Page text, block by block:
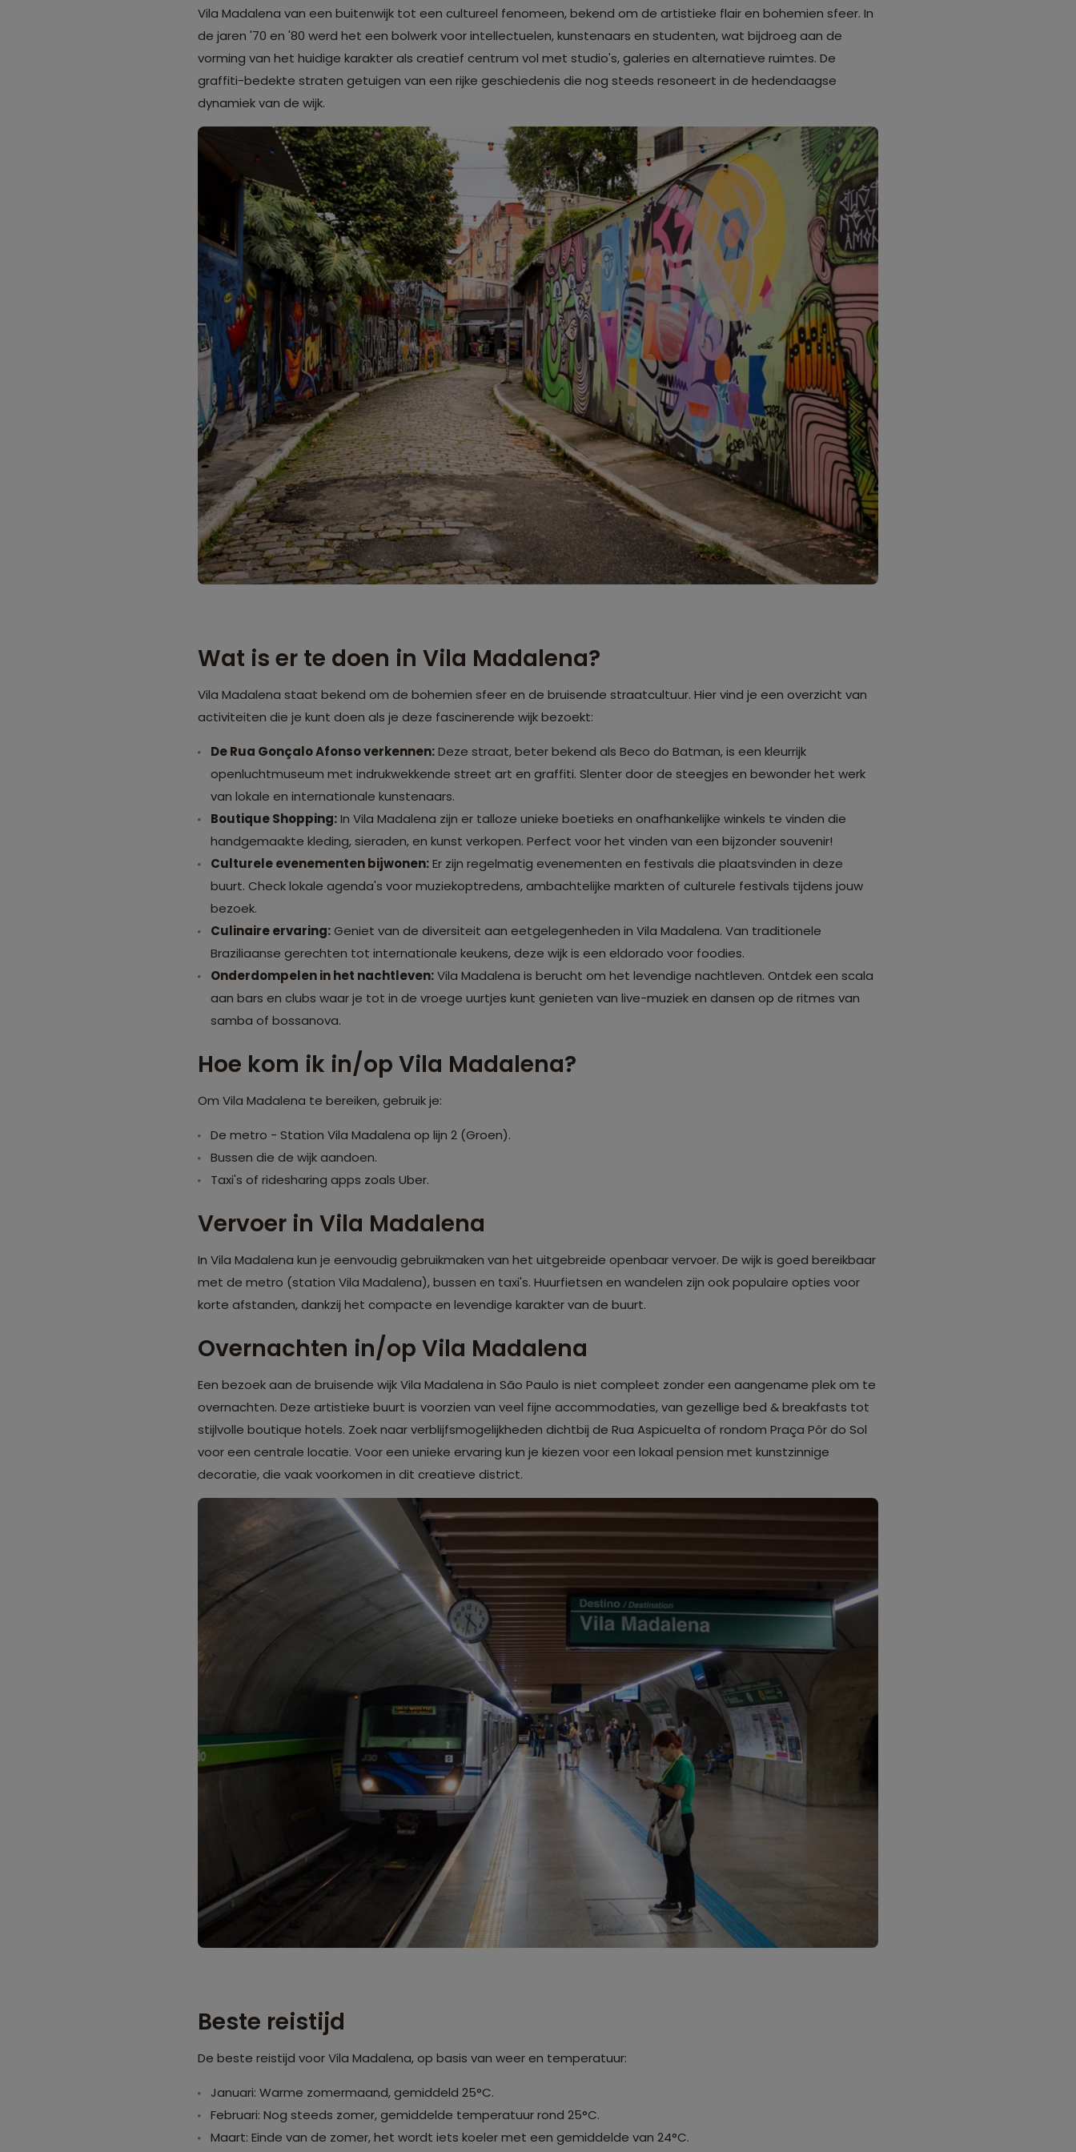
Vila Madalena van een buitenwijk tot een cultureel fenomeen, bekend om de artistieke flair en bohemien sfeer. In
de jaren '70 en '80 werd het een bolwerk voor intellectuelen, kunstenaars en studenten, wat bijdroeg aan de
vorming van het huidige karakter als creatief centrum vol met studio's, galeries en alternatieve ruimtes. De
graffiti-bedekte straten getuigen van een rijke geschiedenis die nog steeds resoneert in de hedendaagse
dynamiek van de wijk.
Wat is er te doen in Vila Madalena?
Vila Madalena staat bekend om de bohemien sfeer en de bruisende straatcultuur. Hier vind je een overzicht van
activiteiten die je kunt doen als je deze fascinerende wijk bezoekt:
De Rua Gonçalo Afonso verkennen:Deze straat, beter bekend als Beco do Batman, is een kleurrijk
openluchtmuseum met indrukwekkende street art en graffiti. Slenter door de steegjes en bewonder het werk
van lokale en internationale kunstenaars.
Boutique Shopping:In Vila Madalena zijn er talloze unieke boetieks en onafhankelijke winkels te vinden die
handgemaakte kleding, sieraden, en kunst verkopen. Perfect voor het vinden van een bijzonder souvenir!
Culturele evenementen bijwonen:Er zijn regelmatig evenementen en festivals die plaatsvinden in deze
buurt. Check lokale agenda's voor muziekoptredens, ambachtelijke markten of culturele festivals tijdens jouw
bezoek.
Culinaire ervaring:Geniet van de diversiteit aan eetgelegenheden in Vila Madalena. Van traditionele
Braziliaanse gerechten tot internationale keukens, deze wijk is een eldorado voor foodies.
Onderdompelen in het nachtleven:Vila Madalena is berucht om het levendige nachtleven. Ontdek een scala
aan bars en clubs waar je tot in de vroege uurtjes kunt genieten van live-muziek en dansen op de ritmes van
samba of bossanova.
Hoe kom ik in/op Vila Madalena?
Om Vila Madalena te bereiken, gebruik je:
De metro - Station Vila Madalena op lijn 2 (Groen).
Bussen die de wijk aandoen.
Taxi's of ridesharing apps zoals Uber.
Vervoer in Vila Madalena
In Vila Madalena kun je eenvoudig gebruikmaken van het uitgebreide openbaar vervoer. De wijk is goed bereikbaar
met de metro (station Vila Madalena), bussen en taxi's. Huurfietsen en wandelen zijn ook populaire opties voor
korte afstanden, dankzij het compacte en levendige karakter van de buurt.
Overnachten in/op Vila Madalena
Een bezoek aan de bruisende wijk Vila Madalena in São Paulo is niet compleet zonder een aangename plek om te
overnachten. Deze artistieke buurt is voorzien van veel fijne accommodaties, van gezellige bed & breakfasts tot
stijlvolle boutique hotels. Zoek naar verblijfsmogelijkheden dichtbij de Rua Aspicuelta of rondom Praça Pôr do Sol
voor een centrale locatie. Voor een unieke ervaring kun je kiezen voor een lokaal pension met kunstzinnige
decoratie, die vaak voorkomen in dit creatieve district.
Beste reistijd
De beste reistijd voor Vila Madalena, op basis van weer en temperatuur:
Januari: Warme zomermaand, gemiddeld 25°C.
Februari: Nog steeds zomer, gemiddelde temperatuur rond 25°C.
Maart: Einde van de zomer, het wordt iets koeler met een gemiddelde van 24°C.